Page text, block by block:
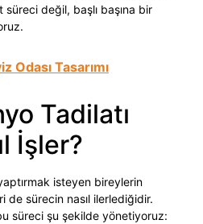
değil, başlı başına bir
Odası Tasarımı
Tadilatı
İşler?
isteyen bireylerin
de sürecin nasıl ilerlediğidir.
süreci şu şekilde yönetiyoruz: